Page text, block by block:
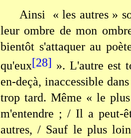
Ainsi
« les autres »
leur ombre de mon
bientôt s'attaquer au
qu'eux[28] ». L'autre est
en-deçà, inaccessible
trop tard. Même « le
m'entendre ; / Il a peut-
autres, / Sauf le plus